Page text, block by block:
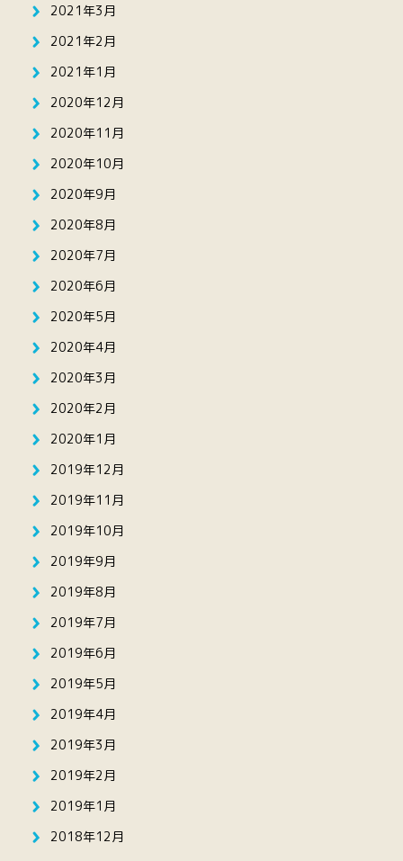
2021年3月
2021年2月
2021年1月
2020年12月
2020年11月
2020年10月
2020年9月
2020年8月
2020年7月
2020年6月
2020年5月
2020年4月
2020年3月
2020年2月
2020年1月
2019年12月
2019年11月
2019年10月
2019年9月
2019年8月
2019年7月
2019年6月
2019年5月
2019年4月
2019年3月
2019年2月
2019年1月
2018年12月